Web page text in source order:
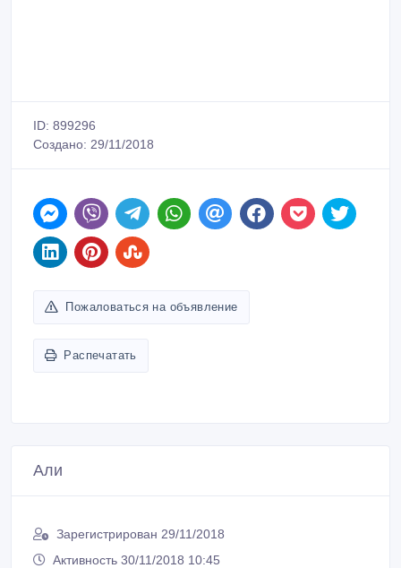
ID: 899296
Создано: 29/11/2018
Пожаловаться на объявление
Распечатать
Али
Зарегистрирован 29/11/2018
Активность 30/11/2018 10:45